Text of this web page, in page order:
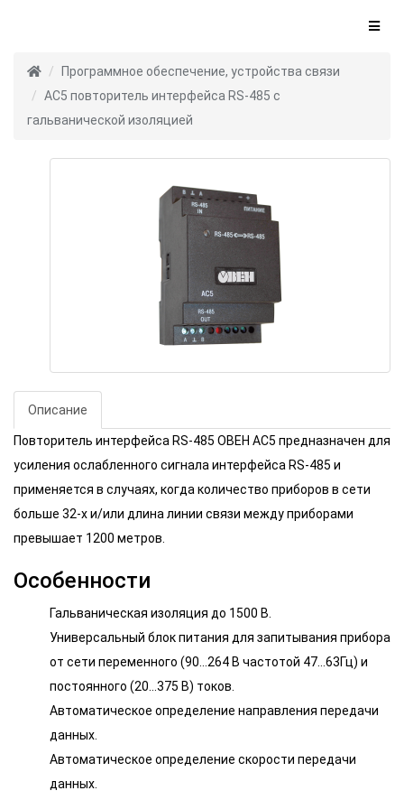
Программное обеспечение, устройства связи
АС5 повторитель интерфейса RS-485 c
гальванической изоляцией
Описание
Повторитель интерфейса RS-485 ОВЕН АС5 предназначен для
усиления ослабленного сигнала интерфейса RS-485 и
применяется в случаях, когда количество приборов в сети
больше 32-х и/или длина линии связи между приборами
превышает 1200 метров.
Особенности
Гальваническая изоляция до 1500 В.
Универсальный блок питания для запитывания прибора
от сети переменного (90...264 В частотой 47…63Гц) и
постоянного (20…375 В) токов.
Автоматическое определение направления передачи
данных.
Автоматическое определение скорости передачи
данных.